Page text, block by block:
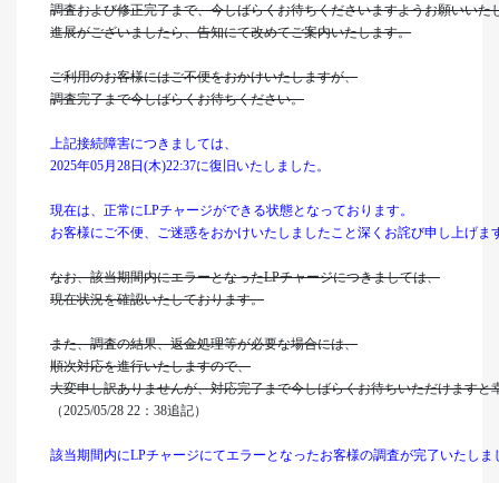
調査および修正完了まで、今しばらくお待ちくださいますようお願いいた
進展がございましたら、告知にて改めてご案内いたします。
ご利用のお客様にはご不便をおかけいたしますが、
調査完了まで今しばらくお待ちください。
上記接続障害につきましては、
2025年05月28日(木)22:37に復旧いたしました。
現在は、正常にLPチャージができる状態となっております。
お客様にご不便、ご迷惑をおかけいたしましたこと深くお詫び申し上げま
なお、該当期間内にエラーとなったLPチャージにつきましては、
現在状況を確認いたしております。
また、調査の結果、返金処理等が必要な場合には、
順次対応を進行いたしますので、
大変申し訳ありませんが、対応完了まで今しばらくお待ちいただけますと
（2025/05/28 22：38追記）
該当期間内にLPチャージにてエラーとなったお客様の調査が完了いたしま